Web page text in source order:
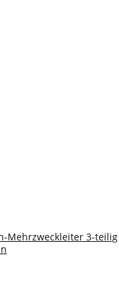
Mehrzweckleiter 3-teilig